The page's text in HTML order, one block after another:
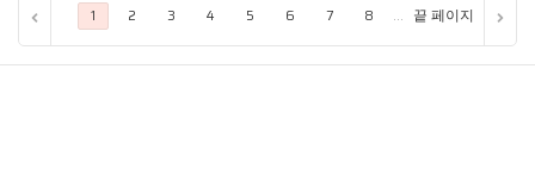
1 2 3 4 5 6 7 8 ... 끝 페이지